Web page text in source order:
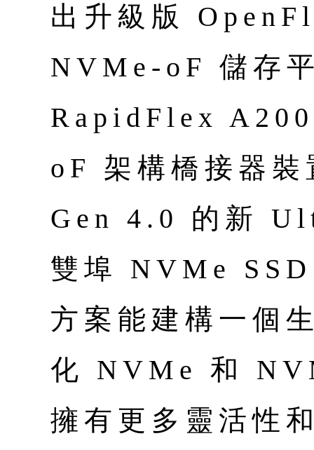
出升級版
NVMe-oF 儲存
RapidFlex
oF 架構橋接器
Gen 4.0 的新
雙埠 NVMe
方案能建構一個
化 NVMe 和
擁有更多靈活性